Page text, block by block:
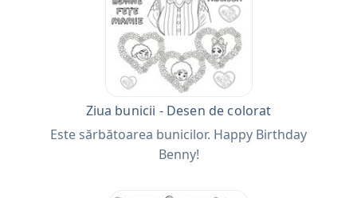
Ziua bunicii - Desen de colorat
Este sărbătoarea bunicilor. Happy Birthday
Benny!